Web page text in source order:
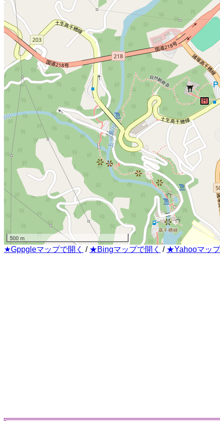
500 m
★Gppgleマップで開く / ★Bingマップで開く / ★Yahooマッ